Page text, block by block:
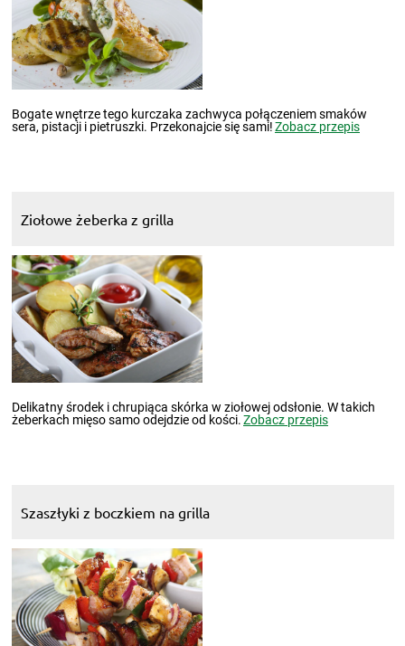
Bogate wnętrze tego kurczaka zachwyca połączeniem smaków
sera, pistacji i pietruszki. Przekonajcie się sami!Zobacz przepis
Ziołowe żeberka z grilla
Delikatny środek i chrupiąca skórka w ziołowej odsłonie. W takich
żeberkach mięso samo odejdzie od kości.Zobacz przepis
Szaszłyki z boczkiem na grilla